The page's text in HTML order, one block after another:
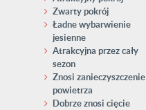
Zwarty pokrój
Ładne wybarwienie
jesienne
Atrakcyjna przez cały
sezon
Znosi zanieczyszczenie
powietrza
Dobrze znosi cięcie